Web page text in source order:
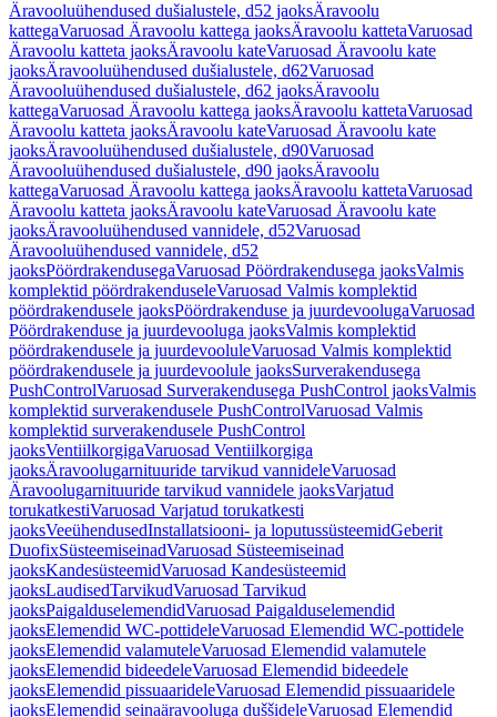
Äravooluühendused dušialustele, d52 jaoksÄravoolu
kattegaVaruosad Äravoolu kattega jaoksÄravoolu kattetaVaruosad
Äravoolu katteta jaoksÄravoolu kateVaruosad Äravoolu kate
jaoksÄravooluühendused dušialustele, d62Varuosad
Äravooluühendused dušialustele, d62 jaoksÄravoolu
kattegaVaruosad Äravoolu kattega jaoksÄravoolu kattetaVaruosad
Äravoolu katteta jaoksÄravoolu kateVaruosad Äravoolu kate
jaoksÄravooluühendused dušialustele, d90Varuosad
Äravooluühendused dušialustele, d90 jaoksÄravoolu
kattegaVaruosad Äravoolu kattega jaoksÄravoolu kattetaVaruosad
Äravoolu katteta jaoksÄravoolu kateVaruosad Äravoolu kate
jaoksÄravooluühendused vannidele, d52Varuosad
Äravooluühendused vannidele, d52
jaoksPöördrakendusegaVaruosad Pöördrakendusega jaoksValmis
komplektid pöördrakenduseleVaruosad Valmis komplektid
pöördrakendusele jaoksPöördrakenduse ja juurdevoolugaVaruosad
Pöördrakenduse ja juurdevooluga jaoksValmis komplektid
pöördrakendusele ja juurdevooluleVaruosad Valmis komplektid
pöördrakendusele ja juurdevoolule jaoksSurverakendusega
PushControlVaruosad Surverakendusega PushControl jaoksValmis
komplektid surverakendusele PushControlVaruosad Valmis
komplektid surverakendusele PushControl
jaoksVentiilkorgigaVaruosad Ventiilkorgiga
jaoksÄravoolugarnituuride tarvikud vannideleVaruosad
Äravoolugarnituuride tarvikud vannidele jaoksVarjatud
torukatkestiVaruosad Varjatud torukatkesti
jaoksVeeühendusedInstallatsiooni- ja loputussüsteemidGeberit
DuofixSüsteemiseinadVaruosad Süsteemiseinad
jaoksKandesüsteemidVaruosad Kandesüsteemid
jaoksLaudisedTarvikudVaruosad Tarvikud
jaoksPaigalduselemendidVaruosad Paigalduselemendid
jaoksElemendid WC-pottideleVaruosad Elemendid WC-pottidele
jaoksElemendid valamuteleVaruosad Elemendid valamutele
jaoksElemendid bideedeleVaruosad Elemendid bideedele
jaoksElemendid pissuaarideleVaruosad Elemendid pissuaaridele
jaoksElemendid seinaäravooluga duššideleVaruosad Elemendid